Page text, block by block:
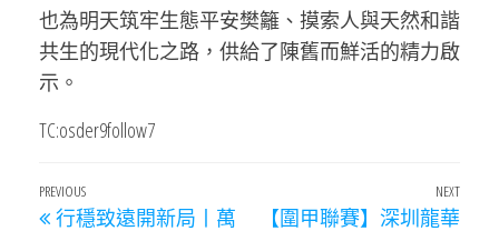
也為明天筑牢生態平安樊籬、摸索人與天然和諧
共生的現代化之路，供給了陳舊而鮮活的精力啟
示。
TC:osder9follow7
文
Previous
Post
PREVIOUS
行穩致遠開新局丨萬
Next
NEXT
【圍甲聯賽】深圳龍華